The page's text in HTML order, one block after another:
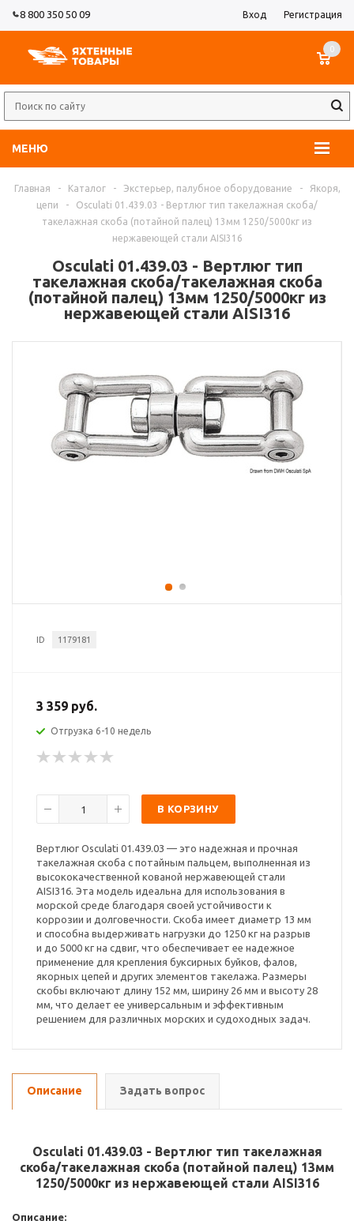
8 800 350 50 09 Вход Регистрация
МЕНЮ
0
Главная - Каталог - Экстерьер, палубное оборудование -
Якоря,
цепи
-
Osculati 01.439.03 - Вертлюг тип такелажная скоба/
такелажная скоба (потайной палец) 13мм 1250/5000кг из
нержавеющей стали AISI316
Osculati 01.439.03 - Вертлюг тип
такелажная скоба/такелажная скоба
(потайной палец) 13мм 1250/5000кг из
нержавеющей стали AISI316
ID 1179181
3 359 руб.
Отгрузка 6-10 недель
В КОРЗИНУ
Вертлюг Osculati 01.439.03 — это надежная и прочная
такелажная скоба с потайным пальцем, выполненная из
высококачественной кованой нержавеющей стали
AISI316. Эта модель идеальна для использования в
морской среде благодаря своей устойчивости к
коррозии и долговечности. Скоба имеет диаметр 13 мм
и способна выдерживать нагрузки до 1250 кг на разрыв
и до 5000 кг на сдвиг, что обеспечивает ее надежное
применение для крепления буксирных буйков, фалов,
якорных цепей и других элементов такелажа. Размеры
скобы включают длину 152 мм, ширину 26 мм и высоту 28
мм, что делает ее универсальным и эффективным
решением для различных морских и судоходных задач.
Описание Задать вопрос
Osculati 01.439.03 - Вертлюг тип такелажная
скоба/такелажная скоба (потайной палец) 13мм
1250/5000кг из нержавеющей стали AISI316
Описание: